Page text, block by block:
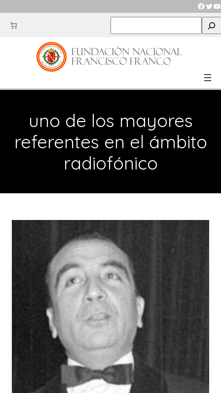
al
contenido
e
r
c
uno de los mayores
referentes en el ámbito
radiofónico